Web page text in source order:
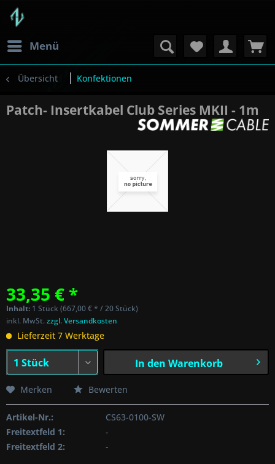
Menü
Übersicht Konfektionen
Patch- Insertkabel Club Series MKII - 1m
33,35 € *
Inhalt: 1 Stück (667,00 € * / 20 Stück)
inkl. MwSt.zzgl. Versandkosten
Lieferzeit 7 Werktage
In den Warenkorb
Merken Bewerten
Artikel-Nr.:
CS63-0100-SW
Freitextfeld 1:
-
Freitextfeld 2:
-